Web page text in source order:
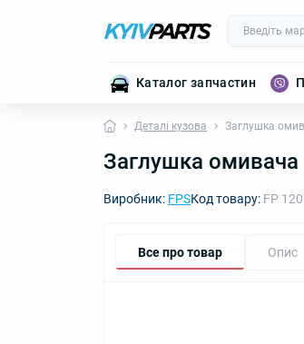
Каталог запчастин
Деталі кузова Заглушка
Заглушка
Виробник: FPSКод товару: FP
Все про товар Опис